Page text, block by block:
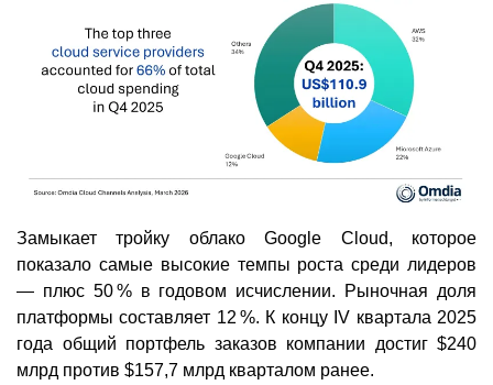
Замыкает тройку облако Google Cloud, которое
показало самые высокие темпы роста среди лидеров
— плюс 50 % в годовом исчислении. Рыночная доля
платформы составляет 12 %. К концу IV квартала 2025
года общий портфель заказов компании достиг $240
млрд против $157,7 млрд кварталом ранее.